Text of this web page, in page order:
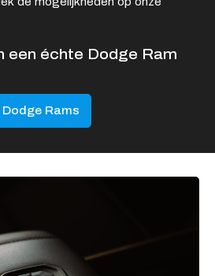
een échte Dodge Ram
Rams